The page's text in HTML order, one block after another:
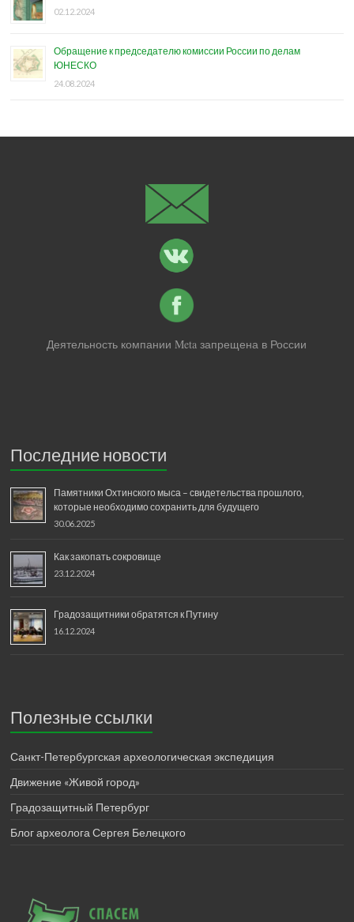
02.12.2024
Обращение к председателю комиссии России по делам
ЮНЕСКО
24.08.2024
Деятельность компании Meta запрещена в России
Последние новости
Памятники Охтинского мыса – свидетельства прошлого,
которые необходимо сохранить для будущего
30.06.2025
Как закопать сокровище
23.12.2024
Градозащитники обратятся к Путину
16.12.2024
Полезные ссылки
Санкт-Петербургская археологическая экспедиция
Движение «Живой город»
Градозащитный Петербург
Блог археолога Сергея Белецкого